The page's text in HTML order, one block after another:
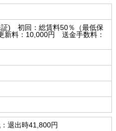
証) 初回：総賃料50％（最低保
新料：10,000円 送金手数料：
退出時41,800円